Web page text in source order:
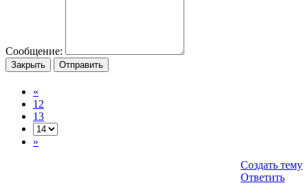
Сообщение:
Закрыть Отправить
«
12
13
»
Создать тему
Ответить